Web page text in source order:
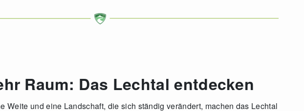
Raum: Das Lechtal entdecken
Weite und eine Landschaft, die sich ständig verändert, machen das Lechtal